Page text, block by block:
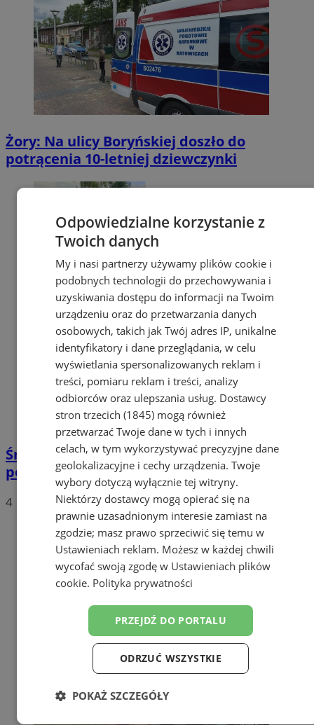
Żory: Na ulicy Boryńskiej doszło do
potrącenia 10-letniej dziewczynki
Śmiertelne żniwo na drogach, a to dopiero
początek wakacji!
4
Odpowiedzialne korzystanie z
Twoich danych
My i nasi partnerzy używamy plików cookie i
podobnych technologii do przechowywania i
uzyskiwania dostępu do informacji na Twoim
urządzeniu oraz do przetwarzania danych
osobowych, takich jak Twój adres IP, unikalne
identyfikatory i dane przeglądania, w celu
wyświetlania spersonalizowanych reklam i
treści, pomiaru reklam i treści, analizy
odbiorców oraz ulepszania usług. Dostawcy
stron trzecich (1845) mogą również
przetwarzać Twoje dane w tych i innych
celach, w tym wykorzystywać precyzyjne dane
geolokalizacyjne i cechy urządzenia. Twoje
wybory dotyczą wyłącznie tej witryny.
Niektórzy dostawcy mogą opierać się na
prawnie uzasadnionym interesie zamiast na
zgodzie; masz prawo sprzeciwić się temu w
Ustawieniach reklam. Możesz w każdej chwili
wycofać swoją zgodę w Ustawieniach plików
cookie. Polityka prywatności
PRZEJDŹ DO PORTALU
ODRZUĆ WSZYSTKIE
POKAŻ SZCZEGÓŁY